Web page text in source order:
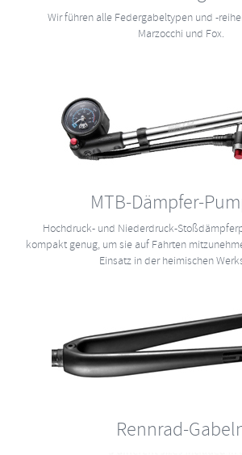
Wir führen alle Federgabeltypen und -
Marzocchi und Fox.
MTB-Dämpfer-
Hochdruck- und Niederdruck-
kompakt genug, um sie auf Fahrten
Einsatz in der heimischen
Rennrad-